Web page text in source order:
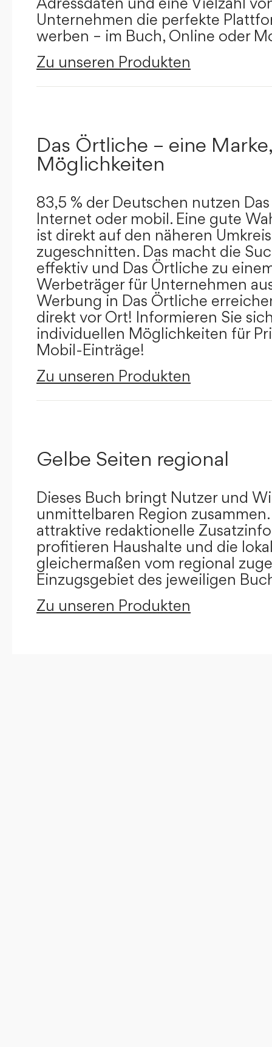
Unternehmen die perfekte
werben – im Buch, Online oder
Zu unseren Produkten
Das Örtliche – eine
Möglichkeiten
83,5 % der Deutschen nutzen
Internet oder mobil. Eine gute
ist direkt auf den näheren
zugeschnitten. Das macht die
effektiv und Das Örtliche zu
Werbeträger für Unternehmen
Werbung in Das Örtliche
direkt vor Ort! Informieren Sie
individuellen Möglichkeiten für
Mobil-Einträge!
Zu unseren Produkten
Gelbe Seiten regional
Dieses Buch bringt Nutzer und
unmittelbaren Region
attraktive redaktionelle
profitieren Haushalte und die
gleichermaßen vom regional
Einzugsgebiet des jeweiligen
Zu unseren Produkten